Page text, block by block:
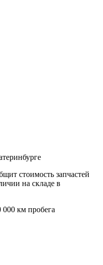
стоимость запчастей
на складе в
000 км пробега